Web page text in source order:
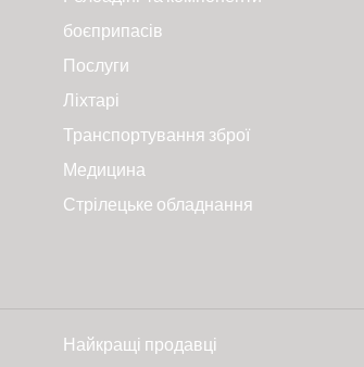
боєприпасів
Послуги
Ліхтарі
Транспортування зброї
Медицина
Стрілецьке обладнання
Найкращі продавці